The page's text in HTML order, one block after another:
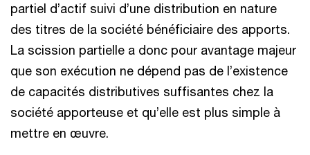
partiel d’actif suivi d’une distribution en nature
des titres de la société bénéficiaire des apports.
La scission partielle a donc pour avantage majeur
que son exécution ne dépend pas de l’existence
de capacités distributives suffisantes chez la
société apporteuse et qu’elle est plus simple à
mettre en œuvre.